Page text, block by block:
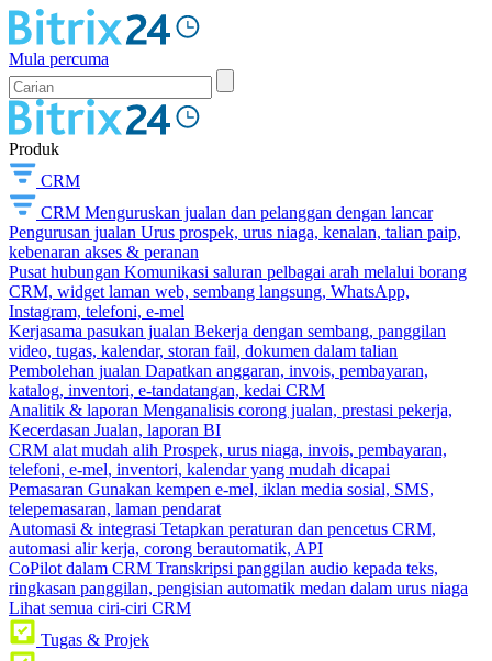
Mula percuma
Produk
CRM
CRM Menguruskan jualan dan pelanggan dengan lancar
Pengurusan jualan Urus prospek, urus niaga, kenalan, talian paip,
kebenaran akses & peranan
Pusat hubungan Komunikasi saluran pelbagai arah melalui borang
CRM, widget laman web, sembang langsung, WhatsApp,
Instagram, telefoni, e-mel
Kerjasama pasukan jualan Bekerja dengan sembang, panggilan
video, tugas, kalendar, storan fail, dokumen dalam talian
Pembolehan jualan Dapatkan anggaran, invois, pembayaran,
katalog, inventori, e-tandatangan, kedai CRM
Analitik & laporan Menganalisis corong jualan, prestasi pekerja,
Kecerdasan Jualan, laporan BI
CRM alat mudah alih Prospek, urus niaga, invois, pembayaran,
telefoni, e-mel, inventori, kalendar yang mudah dicapai
Pemasaran Gunakan kempen e-mel, iklan media sosial, SMS,
telepemasaran, laman pendarat
Automasi & integrasi Tetapkan peraturan dan pencetus CRM,
automasi alir kerja, corong berautomatik, API
CoPilot dalam CRM Transkripsi panggilan audio kepada teks,
ringkasan panggilan, pengisian automatik medan dalam urus niaga
Lihat semua ciri-ciri CRM
Tugas & Projek